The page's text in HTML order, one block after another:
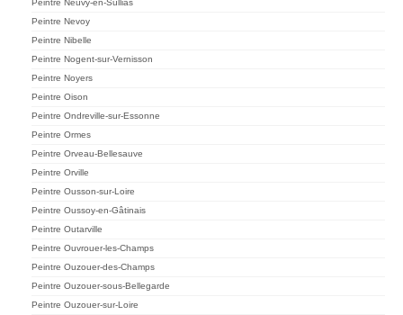
Peintre Neuvy-en-Sullias
Peintre Nevoy
Peintre Nibelle
Peintre Nogent-sur-Vernisson
Peintre Noyers
Peintre Oison
Peintre Ondreville-sur-Essonne
Peintre Ormes
Peintre Orveau-Bellesauve
Peintre Orville
Peintre Ousson-sur-Loire
Peintre Oussoy-en-Gâtinais
Peintre Outarville
Peintre Ouvrouer-les-Champs
Peintre Ouzouer-des-Champs
Peintre Ouzouer-sous-Bellegarde
Peintre Ouzouer-sur-Loire